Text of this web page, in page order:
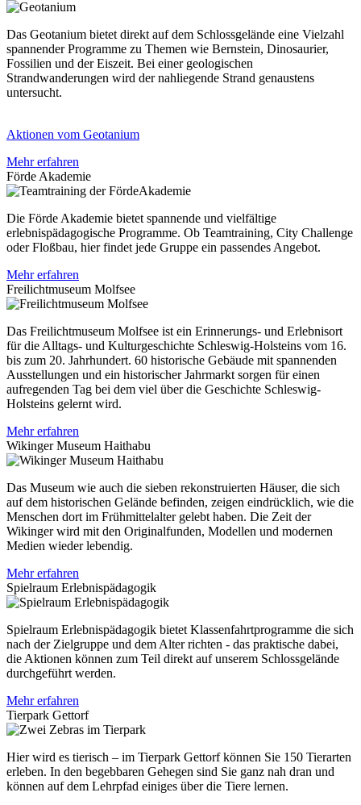
Das Geotanium bietet direkt auf dem Schlossgelände eine Vielzahl
spannender Programme zu Themen wie Bernstein, Dinosaurier,
Fossilien und der Eiszeit. Bei einer geologischen
Strandwanderungen wird der nahliegende Strand genaustens
untersucht.
Aktionen vom Geotanium
Mehr erfahren
Förde Akademie
Die Förde Akademie bietet spannende und vielfältige
erlebnispädagogische Programme. Ob Teamtraining, City Challenge
oder Floßbau, hier findet jede Gruppe ein passendes Angebot.
Mehr erfahren
Freilichtmuseum Molfsee
Das Freilichtmuseum Molfsee ist ein Erinnerungs- und Erlebnisort
für die Alltags- und Kulturgeschichte Schleswig-Holsteins vom 16.
bis zum 20. Jahrhundert. 60 historische Gebäude mit spannenden
Ausstellungen und ein historischer Jahrmarkt sorgen für einen
aufregenden Tag bei dem viel über die Geschichte Schleswig-
Holsteins gelernt wird.
Mehr erfahren
Wikinger Museum Haithabu
Das Museum wie auch die sieben rekonstruierten Häuser, die sich
auf dem historischen Gelände befinden, zeigen eindrücklich, wie die
Menschen dort im Frühmittelalter gelebt haben. Die Zeit der
Wikinger wird mit den Originalfunden, Modellen und modernen
Medien wieder lebendig.
Mehr erfahren
Spielraum Erlebnispädagogik
Spielraum Erlebnispädagogik bietet Klassenfahrtprogramme die sich
nach der Zielgruppe und dem Alter richten - das praktische dabei,
die Aktionen können zum Teil direkt auf unserem Schlossgelände
durchgeführt werden.
Mehr erfahren
Tierpark Gettorf
Hier wird es tierisch – im Tierpark Gettorf können Sie 150 Tierarten
erleben. In den begebbaren Gehegen sind Sie ganz nah dran und
können auf dem Lehrpfad einiges über die Tiere lernen.